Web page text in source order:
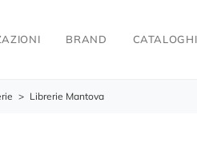
BRAND CATALOGHI
> Librerie Mantova